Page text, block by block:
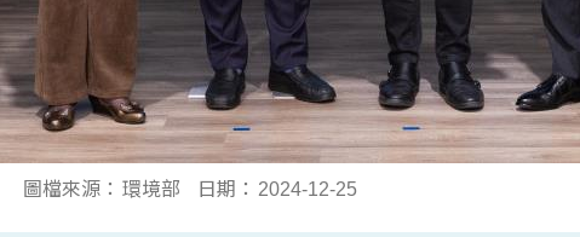
圖檔來源： 環境部 日期： 2024-12-25